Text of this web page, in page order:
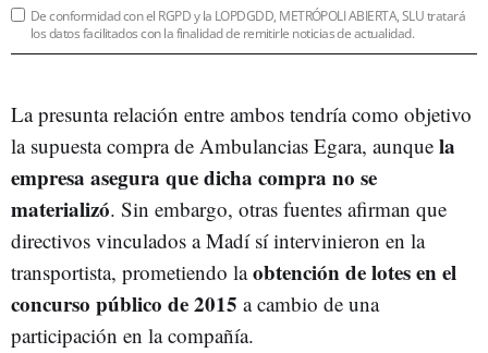
De conformidad con el RGPD y la LOPDGDD, METRÓPOLI ABIERTA, SLU tratará
los datos facilitados con la finalidad de remitirle noticias de actualidad.
La presunta relación entre ambos tendría como objetivo
la supuesta compra de Ambulancias Egara, aunque la
empresa asegura que dicha compra no se
materializó. Sin embargo, otras fuentes afirman que
directivos vinculados a Madí sí intervinieron en la
transportista, prometiendo laobtención de lotes en el
concurso público de 2015 a cambio de una
participación en la compañía.